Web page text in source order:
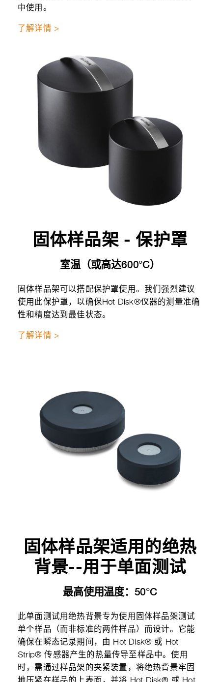
中使用。
了解详情 >
固体样品架 - 保护罩
室温（或高达600°C）
固体样品架可以搭配保护罩使用。我们强烈建议
使用此保护罩，以确保Hot Disk®仪器的测量准确
性和精度达到最佳状态。
了解详情 >
固体样品架适用的绝热
背景--用于单面测试
最高使用温度：50°C
此单面测试用绝热背景专为使用固体样品架测试
单个样品（而非标准的两件样品）而设计。它能
确保在瞬态记录期间，由 Hot Disk® 或 Hot
Strip® 传感器产生的热量传导至样品中。使用
时，需通过样品架的夹紧装置，将绝热背景牢固